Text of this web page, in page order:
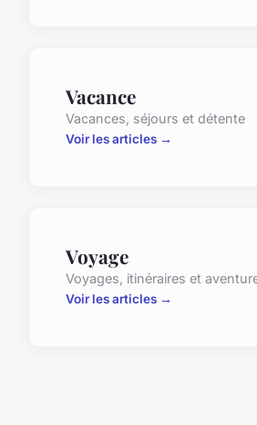
Vacance
Vacances, séjours et détente
Voir les articles →
Voyage
Voyages, itinéraires et
Voir les articles →